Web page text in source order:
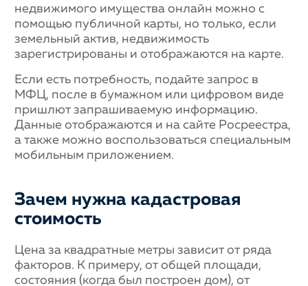
недвижимого имущества онлайн можно с
помощью публичной карты, но только, если
земельный актив, недвижимость
зарегистрированы и отображаются на карте.
Если есть потребность, подайте запрос в
МФЦ, после в бумажном или цифровом виде
пришлют запрашиваемую информацию.
Данные отображаются и на сайте Росреестра,
а также можно воспользоваться специальным
мобильным приложением.
Зачем нужна кадастровая
стоимость
Цена за квадратные метры зависит от ряда
факторов. К примеру, от общей площади,
состояния (когда был построен дом), от